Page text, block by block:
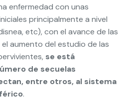
enfermedad con unas
principalmente a nivel
etc), con el avance de las
aumento del estudio de las
se está
de secuelas
entre otros, al sistema
.